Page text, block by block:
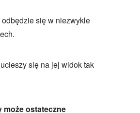
się w niezwykle
się na jej widok tak
może ostateczne